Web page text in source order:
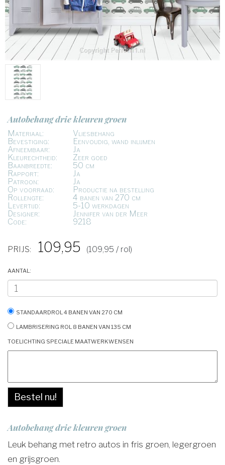
Autobehang drie kleuren groen
Materiaal:
Vliesbehang
Bevestiging:
Eenvoudig, wand inlijmen
Afneembaar:
Ja
Kleurechtheid:
Zeer goed
Baanbreedte:
50 cm
Rapport:
Ja
Patroon:
Ja
Op voorraad:
Productie na bestelling
Rollengte:
4 banen van 270 cm
Levertijd:
5-10 werkdagen
Designer:
Jennifer van der Meer
Code:
9218
PRIJS: 109,95 (109,95 / rol)
Aantal:
Standaardrol 4 banen van 270 cm
Lambrisering rol 8 banen van 135 cm
Toelichting speciale maatwerkwensen
Bestel nu!
Autobehang drie kleuren groen
Leuk behang met retro autos in fris groen, legergroen
en grijsgroen.